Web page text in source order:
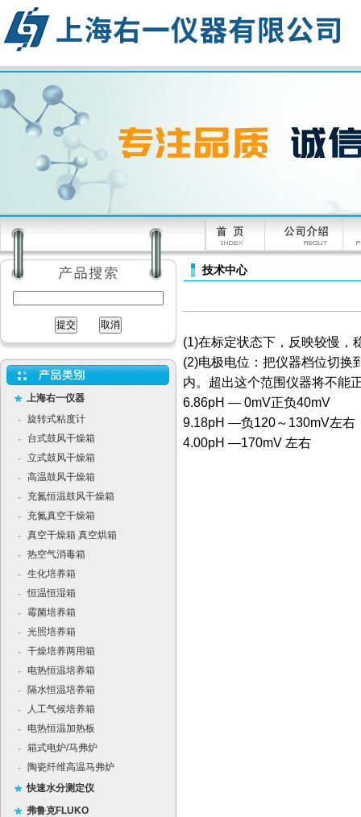
上海右一仪器
·
旋转式粘度计
·
台式鼓风干燥箱
·
立式鼓风干燥箱
·
高温鼓风干燥箱
·
充氮恒温鼓风干燥箱
·
充氮真空干燥箱
·
真空干燥箱 真空烘箱
·
热空气消毒箱
·
生化培养箱
·
恒温恒湿箱
·
霉菌培养箱
·
光照培养箱
·
干燥培养两用箱
·
电热恒温培养箱
·
隔水恒温培养箱
·
人工气候培养箱
·
电热恒温加热板
·
箱式电炉/马弗炉
·
陶瓷纤维高温马弗炉
快速水分测定仪
弗鲁克FLUKO
技术中心
(1)在标定状态下，反映较慢，
(2)电极电位：把仪器档位切换
内。超出这个范围仪器将不能
6.86pH — 0mV正负40mV
9.18pH —负120～130mV左右
4.00pH —170mV 左右